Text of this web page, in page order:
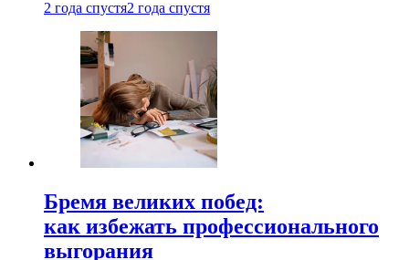
2 года спустя2 года спустя
Бремя великих побед:
как избежать профессионального
выгорания